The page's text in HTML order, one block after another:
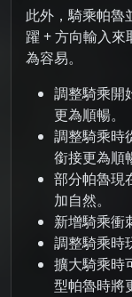
此外，騎乘帕魯
躍 + 方向輸入
為容易。
調整騎乘開
更為順暢。
調整騎乘時
銜接更為順
部分帕魯現
加自然。
新增騎乘衝
調整騎乘時
擴大騎乘時
型帕魯時將